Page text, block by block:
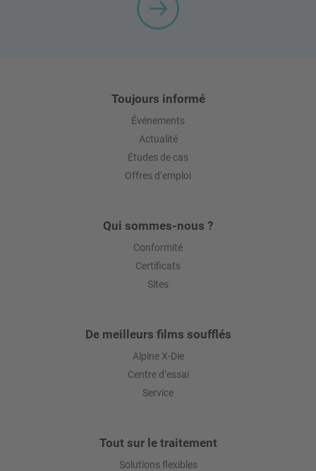
Toujours informé
Événements
Actualité
Études de cas
Offres d’emploi
Qui sommes-nous ?
Conformité
Certificats
Sites
De meilleurs films soufflés
Alpine X-Die
Centre d’essai
Service
Tout sur le traitement
Solutions flexibles